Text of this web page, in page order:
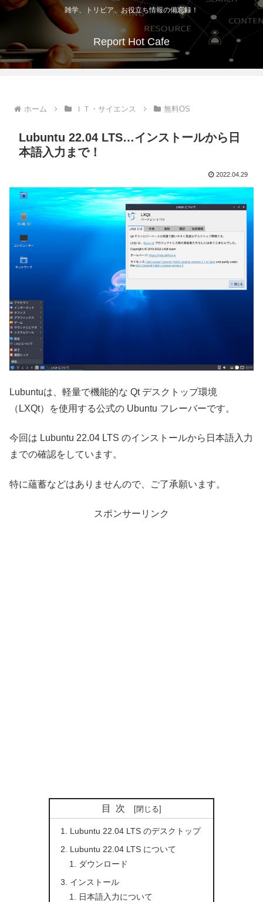
雑学、トリビア、お役立ち情報の備忘録！
Report Hot Cafe
ホーム ＩＴ・サイエンス 無料OS
Lubuntu 22.04 LTS…インストールから日
本語入力まで！
2022.04.29
Lubuntuは、軽量で機能的な Qt デスクトップ環境
（LXQt）を使用する公式の Ubuntu フレーバーです。
今回は Lubuntu 22.04 LTS のインストールから日本語入力
までの確認をしています。
特に蘊蓄などはありませんので、ご了承願います。
スポンサーリンク
目次
Lubuntu 22.04 LTS のデスクトップ
Lubuntu 22.04 LTS について
ダウンロード
インストール
日本語入力について